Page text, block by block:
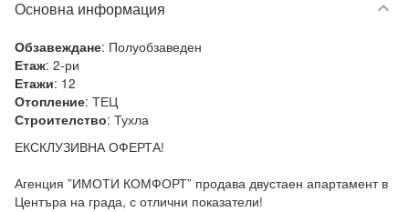
Основна информация keyboard_arrow_down
Обзавеждане: Полуобзаведен
Етаж: 2-ри
Етажи: 12
Отопление: ТЕЦ
Строителство: Тухла
ЕКСКЛУЗИВНА ОФЕРТА!
Агенция ”ИМОТИ КОМФОРТ” продава двустаен апартамент в
Центъра на града, с отлични показатели!